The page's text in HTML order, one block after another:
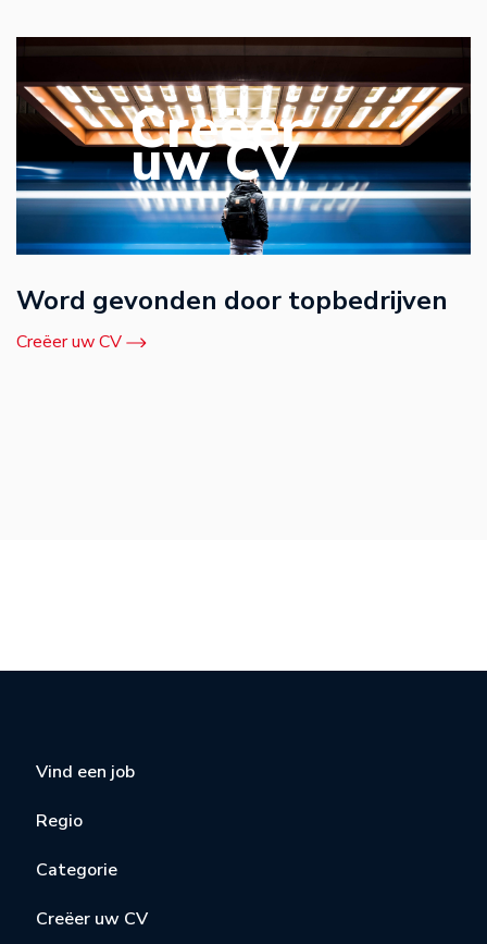
Creëer
uw CV
Word gevonden door topbedrijven
Creëer uw CV
Vind een job
Regio
Categorie
Creëer uw CV